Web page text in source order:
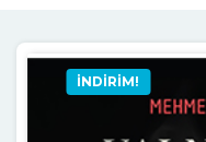
İNDIRIM!